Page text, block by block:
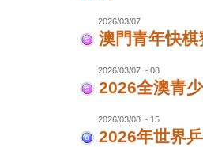
2026/03/07
澳門青年快棋
2026/03/07 ~ 08
2026全澳青
2026/03/08 ~ 15
2026年世界